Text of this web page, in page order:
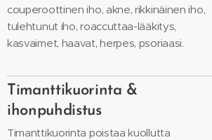
couperoottinen iho, akne, rikkinäinen iho,
tulehtunut iho, roaccuttaa-lääkitys,
kasvaimet, haavat, herpes, psoriaasi.
Timanttikuorinta &
ihonpuhdistus
Timanttikuorinta poistaa kuollutta